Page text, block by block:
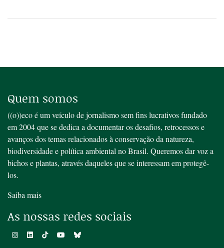
Quem somos
((o))eco é um veículo de jornalismo sem fins lucrativos fundado
em 2004 que se dedica a documentar os desafios, retrocessos e
avanços dos temas relacionados à conservação da natureza,
biodiversidade e política ambiental no Brasil. Queremos dar voz a
bichos e plantas, através daqueles que se interessam em protegê-
los.
Saiba mais
As nossas redes sociais